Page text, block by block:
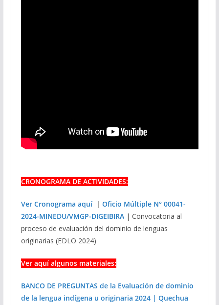
CRONOGRAMA DE ACTIVIDADES:
Ver Cronograma aquí| Oficio Múltiple N° 00041-
2024-MINEDU/VMGP-DIGEIBIRA | Convocatoria al
proceso de evaluación del dominio de lenguas
originarias (EDLO 2024)
Ver aquí algunos materiales:
BANCO DE PREGUNTAS de la Evaluación de dominio
de la lengua indígena u originaria 2024 | Quechua